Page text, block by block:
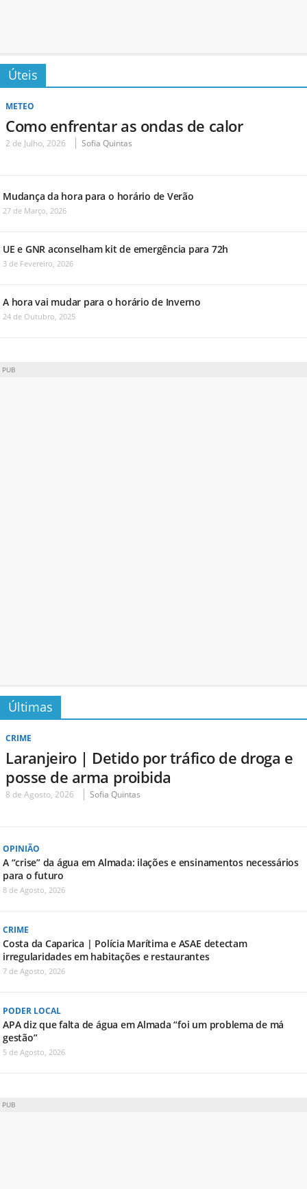
Úteis
METEO
Como enfrentar as ondas de calor
2 de Julho, 2026 Sofia Quintas
Mudança da hora para o horário de Verão
27 de Março, 2026
UE e GNR aconselham kit de emergência para 72h
3 de Fevereiro, 2026
A hora vai mudar para o horário de Inverno
24 de Outubro, 2025
PUB
Últimas
CRIME
Laranjeiro | Detido por tráfico de droga e
posse de arma proibida
8 de Agosto, 2026 Sofia Quintas
OPINIÃO
A “crise” da água em Almada: ilações e ensinamentos necessários
para o futuro
8 de Agosto, 2026
CRIME
Costa da Caparica | Polícia Marítima e ASAE detectam
irregularidades em habitações e restaurantes
7 de Agosto, 2026
PODER LOCAL
APA diz que falta de água em Almada “foi um problema de má
gestão”
5 de Agosto, 2026
PUB